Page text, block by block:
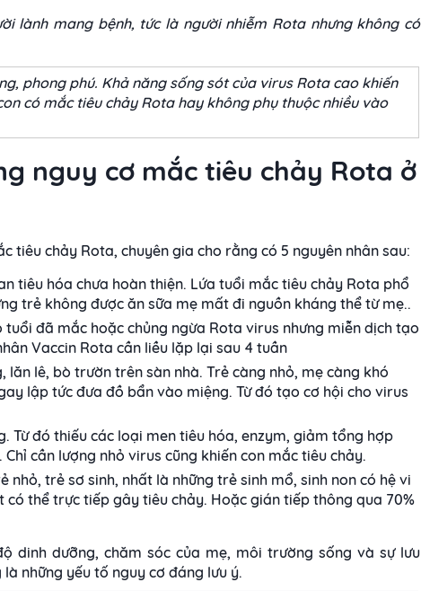
lành mang bệnh, tức là người nhiễm Rota nhưng không có
phong phú. Khả năng sống sót của virus Rota cao khiến
có mắc tiêu chảy Rota hay không phụ thuộc nhiều vào
nguy cơ mắc tiêu chảy Rota ở
tiêu chảy Rota, chuyên gia cho rằng có 5 nguyên nhân sau:
tiêu hóa chưa hoàn thiện. Lứa tuổi mắc tiêu chảy Rota phổ
trẻ không được ăn sữa mẹ mất đi nguồn kháng thể từ mẹ..
đã mắc hoặc chủng ngừa Rota virus nhưng miễn dịch tạo
Vaccin Rota cần liều lặp lại sau 4 tuần
lê, bò trườn trên sàn nhà. Trẻ càng nhỏ, mẹ càng khó
lập tức đưa đồ bẩn vào miệng. Từ đó tạo cơ hội cho virus
Từ đó thiếu các loại men tiêu hóa, enzym, giảm tổng hợp
cần lượng nhỏ virus cũng khiến con mắc tiêu chảy.
nhỏ, trẻ sơ sinh, nhất là những trẻ sinh mổ, sinh non có hệ vi
có thể trực tiếp gây tiêu chảy. Hoặc gián tiếp thông qua 70%
dinh dưỡng, chăm sóc của mẹ, môi trường sống và sự lưu
những yếu tố nguy cơ đáng lưu ý.